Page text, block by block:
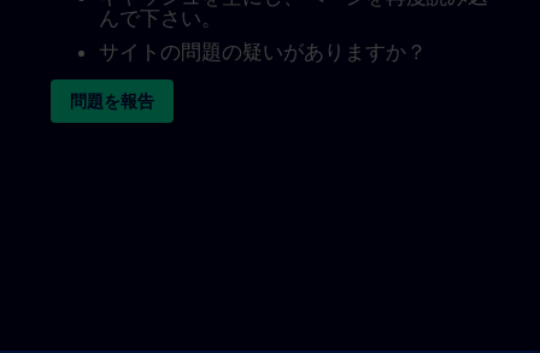
んで下さい。
サイトの問題の疑いがありますか？
問題を報告